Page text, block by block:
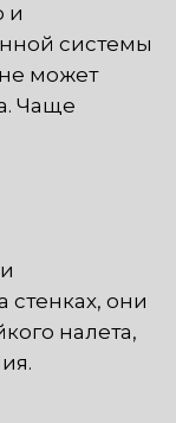
и
системы
может
Чаще
они
налета,